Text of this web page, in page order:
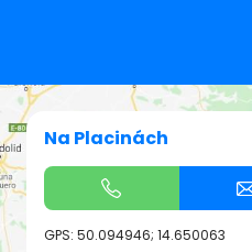
Na Placinách
GPS: 50.094946; 14.650063